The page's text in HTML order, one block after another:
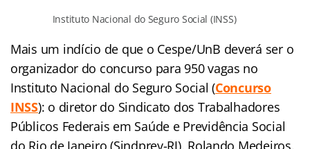
Instituto Nacional do Seguro Social (INSS)
Mais um indício de que o Cespe/UnB deverá ser o
organizador do concurso para 950 vagas no
Instituto Nacional do Seguro Social (Concurso
INSS): o diretor do Sindicato dos Trabalhadores
Públicos Federais em Saúde e Previdência Social